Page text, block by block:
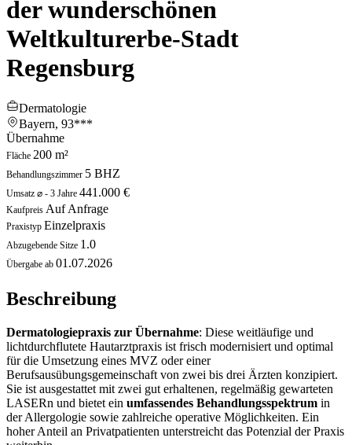
der wunderschönen
Weltkulturerbe-Stadt
Regensburg
Dermatologie
Bayern, 93***
Übernahme
Fläche 200 m²
Behandlungszimmer 5 BHZ
Umsatz ⌀ - 3 Jahre 441.000 €
Kaufpreis Auf Anfrage
Praxistyp Einzelpraxis
Abzugebende Sitze 1.0
Übergabe ab 01.07.2026
Beschreibung
Dermatologiepraxis zur Übernahme: Diese weitläufige und
lichtdurchflutete Hautarztpraxis ist frisch modernisiert und optimal
für die Umsetzung eines MVZ oder einer
Berufsausübungsgemeinschaft von zwei bis drei Ärzten konzipiert.
Sie ist ausgestattet mit zwei gut erhaltenen, regelmäßig gewarteten
LASERn und bietet ein umfassendes Behandlungsspektrum in
der Allergologie sowie zahlreiche operative Möglichkeiten. Ein
hoher Anteil an Privatpatienten unterstreicht das Potenzial der Praxis